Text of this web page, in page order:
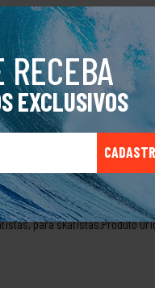
RECEBA
EXCLUSIVOS
resgate das icônicas
com tudo que temos de
fachete e soleta em
no dia a dia. Ele tem um
cores e estampas, para
Hamburgo, no Rio
e ao estilo dos
na cultura
pelo Brasil e pelo
para skatistas.Produto